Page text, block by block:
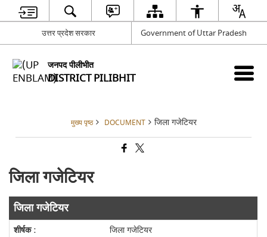
उत्तर प्रदेश सरकार Government of Uttar Pradesh
जनपद पीलीभीत
DISTRICT PILIBHIT
मुख्य पृष्ठ DOCUMENT जिला गजेटियर
जिला गजेटियर
जिला गजेटियर
जिला गजेटियर